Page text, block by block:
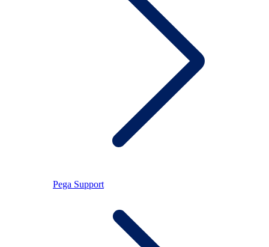
Pega Support